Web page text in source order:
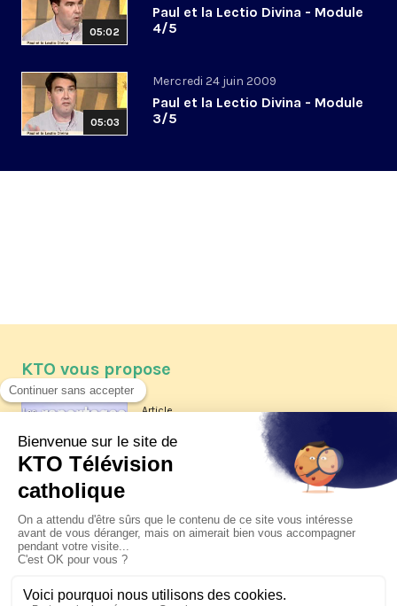
05:02
Paul et la Lectio Divina - Module
4/5
05:03
Mercredi 24 juin 2009
Paul et la Lectio Divina - Module
3/5
KTO vous propose
Article
Les reportages d'été 2026 de KTO
La visite pastorale du pape Léon
XIV à Assise à suivre sur KTO le
jeudi 6 août
Le pape en Uruguay, Argentine et